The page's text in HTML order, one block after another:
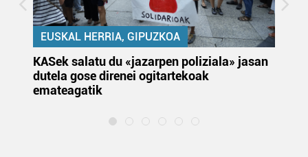
EUSKAL HERRIA, GIPUZKOA
KASek salatu du «jazarpen poliziala» jasan
dutela gose direnei ogitartekoak
emateagatik